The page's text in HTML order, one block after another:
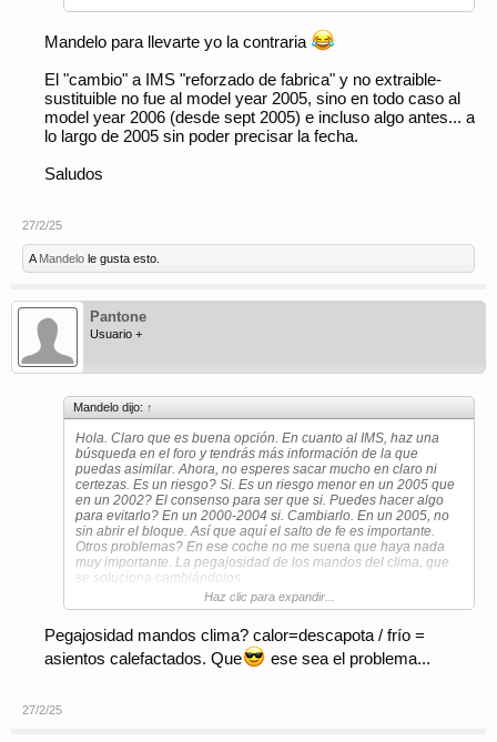
Mandelo para llevarte yo la contraria
El "cambio" a IMS "reforzado de fabrica" y no extraible-
sustituible no fue al model year 2005, sino en todo caso al
model year 2006 (desde sept 2005) e incluso algo antes... a
lo largo de 2005 sin poder precisar la fecha.
Saludos
27/2/25
A Mandelo le gusta esto.
Pantone
Usuario +
Mandelo dijo: ↑
Hola. Claro que es buena opción. En cuanto al IMS, haz una
búsqueda en el foro y tendrás más información de la que
puedas asimilar. Ahora, no esperes sacar mucho en claro ni
certezas. Es un riesgo? Si. Es un riesgo menor en un 2005 que
en un 2002? El consenso para ser que si. Puedes hacer algo
para evitarlo? En un 2000-2004 si. Cambiarlo. En un 2005, no
sin abrir el bloque. Así que aquí el salto de fe es importante.
Otros problemas? En ese coche no me suena que haya nada
muy importante. La pegajosidad de los mandos del clima, que
se soluciona cambiándolos.
Suerte con la búsqueda y la compra. Entrar en Porsche es
como un rito iniciático de la mafia. Marca carácter, y nunca
podrás salir. Pero sarna con gusto no pica, dicen.
Haz clic para expandir...
Pegajosidad mandos clima? calor=descapota / frío =
asientos calefactados. Que
ese sea el problema...
27/2/25